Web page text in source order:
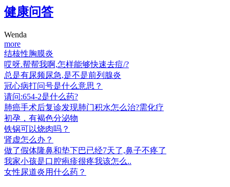
健康问答
Wenda
more
结核性胸膜炎
哎呀.帮帮我啊,怎样能够快速去痘/?
总是有尿频尿急,是不是前列腺炎
冠心病打问号是什么意思？
请问:654-2是什么药?
肺癌手术后复诊发现肺门积水怎么治?需化疗
初孕，有褐色分泌物
铁锅可以烧肉吗？
肾虚怎么办？
做了假体隆鼻和垫下巴已经7天了,鼻子不疼了
我家小孩是口腔疱疹很疼我该怎么..
女性尿道炎用什么药？